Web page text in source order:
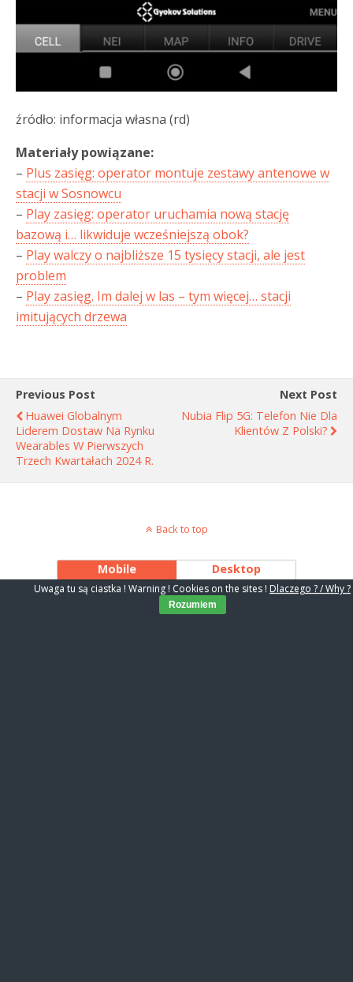
źródło: informacja własna (rd)
Materiały powiązane:
– Plus zasięg: operator montuje zestawy antenowe w
stacji w Sosnowcu
– Play zasięg: operator uruchamia nową stację
bazową i… likwiduje wcześniejszą obok?
– Play walczy o najbliższe 15 tysięcy stacji, ale jest
problem
– Play zasięg. Im dalej w las – tym więcej… stacji
imitujących drzewa
Previous Post
Huawei Globalnym
Liderem Dostaw Na Rynku
Wearables W Pierwszych
Trzech Kwartałach 2024 R.
Next Post
Nubia Flip 5G: Telefon Nie Dla
Klientów Z Polski?
Back to top
Mobile Desktop
Uwaga tu są ciastka ! Warning ! Cookies on the sites ! Dlaczego ? / Why ?
Rozumiem